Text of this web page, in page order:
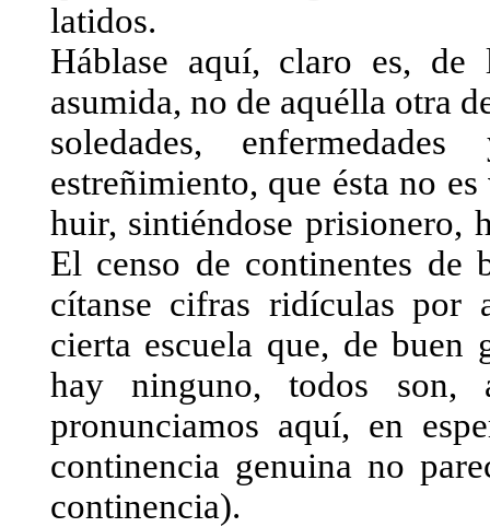
latidos.
Háblase aquí, claro es,
asumida, no de aquélla otra
soledades,
estreñimiento, que ésta no
huir, sintiéndose prisionero,
El censo de continentes de
cítanse cifras ridículas por
cierta escuela que, de buen
hay ninguno, todos son,
pronunciamos aquí, en
continencia genuina no
continencia).